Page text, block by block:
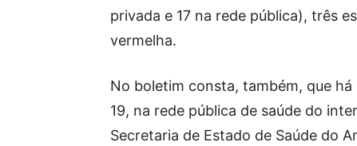
privada e 17 na rede pública), três
vermelha.
No boletim consta, também, que
19, na rede pública de saúde do
Secretaria de Estado de Saúde do